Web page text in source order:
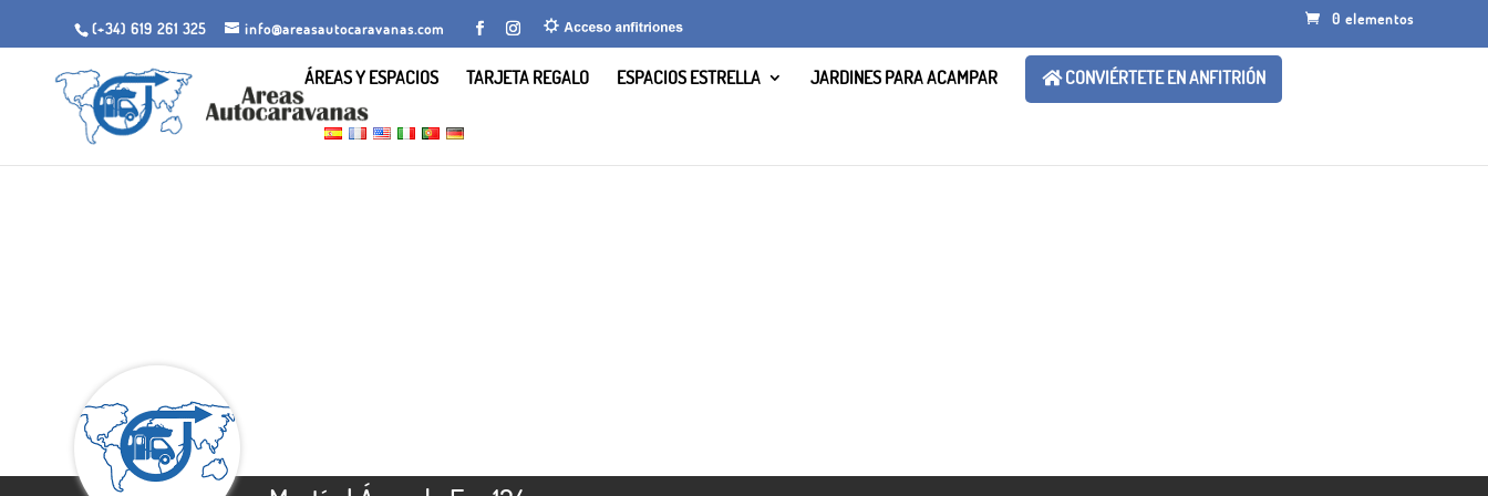
(+34) 619 261 325 info@areasautocaravanas.com
0 elementos
ÁREAS Y ESPACIOS TARJETA REGALO ESPACIOS ESTRELLA JARDINES PARA ACAMPAR CONVIÉRTETE EN ANFITRIÓN